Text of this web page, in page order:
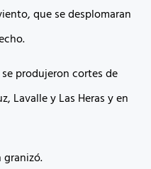
que se desplomaran
produjeron cortes de
Lavalle y Las Heras y en